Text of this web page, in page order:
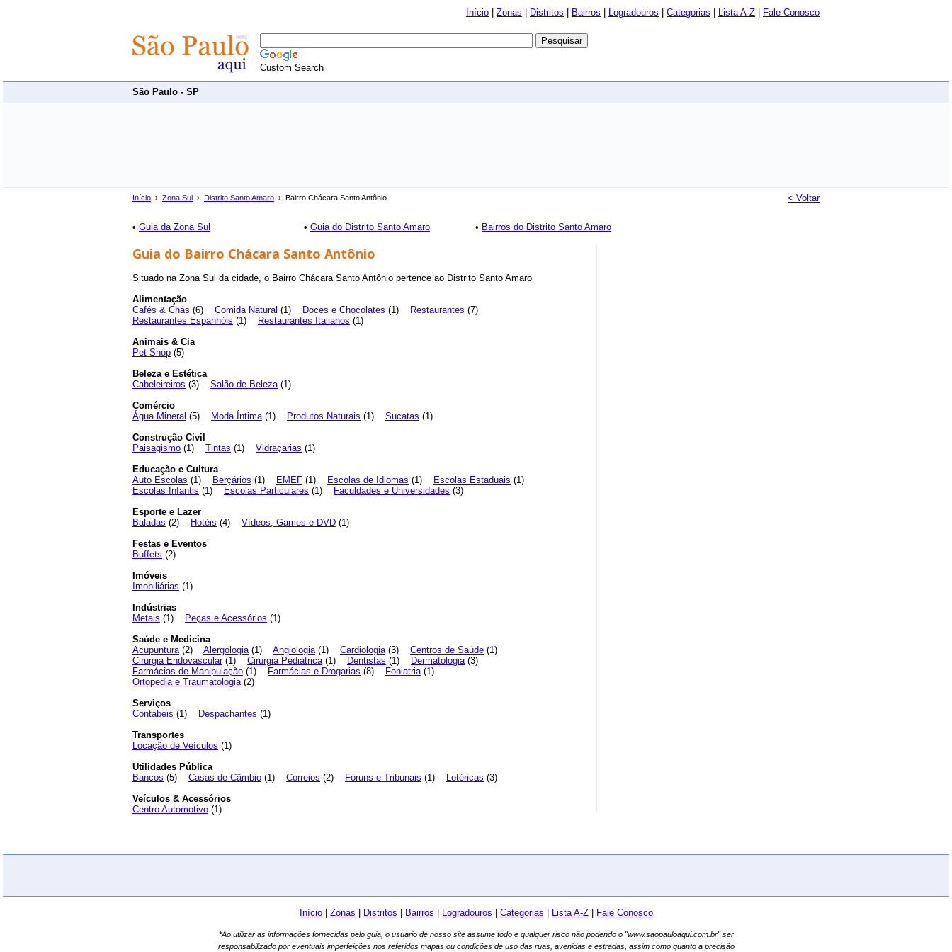
Início Zonas Distritos Bairros Logradouros Categorias Lista A-Z Fale Conosco
Custom Search
São Paulo - SP
Início › Zona Sul › Distrito Santo Amaro › Bairro Chácara Santo Antônio < Voltar
• Guia da Zona Sul • Guia do Distrito Santo Amaro • Bairros do Distrito Santo Amaro
Guia do Bairro Chácara Santo Antônio
Situado na Zona Sul da cidade, o Bairro Chácara Santo Antônio pertence ao Distrito Santo Amaro
Alimentação
Cafés & Chás (6) Comida Natural (1) Doces e Chocolates (1) Restaurantes (7)
Restaurantes Espanhóis (1) Restaurantes Italianos (1)
Animais & Cia
Pet Shop (5)
Beleza e Estética
Cabeleireiros (3) Salão de Beleza(1)
Comércio
Água Mineral (5) Moda Íntima(1) Produtos Naturais (1) Sucatas (1)
Construção Civil
Paisagismo (1) Tintas (1) Vidraçarias (1)
Educação e Cultura
Auto Escolas (1) Berçários (1) EMEF (1) Escolas de Idiomas (1) Escolas Estaduais (1)
Escolas Infantis (1) Escolas Particulares (1) Faculdades e Universidades (3)
Esporte e Lazer
Baladas (2) Hotéis (4) Vídeos, Games e DVD (1)
Festas e Eventos
Buffets (2)
Imóveis
Imobiliárias (1)
Indústrias
Metais (1) Peças e Acessórios (1)
Saúde e Medicina
Acupuntura(2) Alergologia(1) Angiologia(1) Cardiologia(3) Centros de Saúde (1)
Cirurgia Endovascular(1) Cirurgia Pediátrica(1) Dentistas (1) Dermatologia(3)
Farmácias de Manipulação (1) Farmácias e Drogarias (8) Foniatria(1)
Ortopedia e Traumatologia(2)
Serviços
Contábeis (1) Despachantes (1)
Transportes
Locação de Veículos (1)
Utilidades Pública
Bancos (5) Casas de Câmbio (1) Correios (2) Fóruns e Tribunais (1) Lotéricas (3)
Veículos & Acessórios
Centro Automotivo (1)
Início| Zonas Distritos Bairros Logradouros Categorias Lista A-Z| Fale Conosco
*Ao utilizar as informações fornecidas pelo guia, o usuário de nosso site assume todo e qualquer risco não podendo o "www.saopauloaqui.com.br" ser
responsabilizado por eventuais imperfeições nos referidos mapas ou condições de uso das ruas, avenidas e estradas, assim como quanto a precisão